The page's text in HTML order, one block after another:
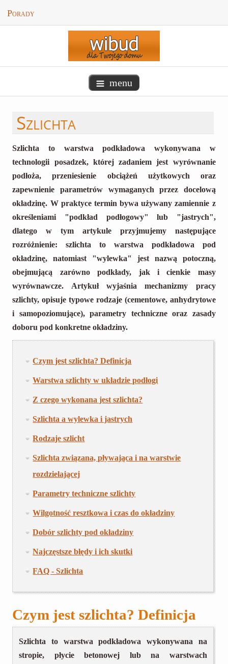
Porady
menu
Szlichta
Szlichta to warstwa podkładowa wykonywana w
technologii posadzek, której zadaniem jest wyrównanie
podłoża, przeniesienie obciążeń użytkowych oraz
zapewnienie parametrów wymaganych przez docelową
okładzinę. W praktyce termin bywa używany zamiennie z
określeniami "podkład podłogowy" lub "jastrych",
dlatego w tym artykule przyjmujemy następujące
rozróżnienie: szlichta to warstwa podkładowa pod
okładzinę, natomiast "wylewka" jest nazwą potoczną,
obejmującą zarówno podkłady, jak i cienkie masy
wyrównawcze. Artykuł wyjaśnia mechanizmy pracy
szlichty, opisuje typowe rodzaje (cementowe, anhydrytowe
i samopoziomujące), parametry techniczne oraz zasady
doboru pod konkretne okładziny.
Czym jest szlichta? Definicja
Warstwa szlichty w układzie podłogi
Z czego wykonana jest szlichta?
Szlichta a wylewka i jastrych
Rodzaje szlicht
Szlichta związana, pływająca i na warstwie
rozdzielającej
Parametry techniczne szlichty
Wilgotność resztkowa i czas do okładziny
Dobór szlichty pod okładziny
Najczęstsze błędy i ich skutki
FAQ - Szlichta
Czym jest szlichta? Definicja
Szlichta to warstwa podkładowa wykonywana na
stropie, płycie betonowej lub na warstwach